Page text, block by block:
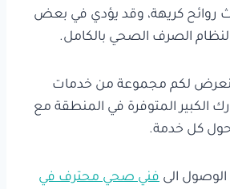
روائح كريهة، وقد يؤدي في بعض
الصرف الصحي بالكامل.
لكم مجموعة من خدمات
الكبير المتوفرة في المنطقة مع
حول كل خدمة.
الوصول الى فني صحي محترف في